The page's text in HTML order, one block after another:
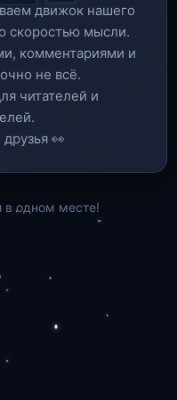
движок нашего
скоростью мысли.
комментариями и
не всё.
читателей и
👀
в одном месте!